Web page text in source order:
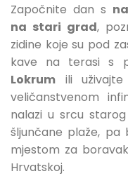
Započnite dan s
na stari grad,
zidine koje su pod
kave na terasi s
Lokrum ili
veličanstvenom
nalazi u srcu
šljunčane plaže,
mjestom za
Hrvatskoj.